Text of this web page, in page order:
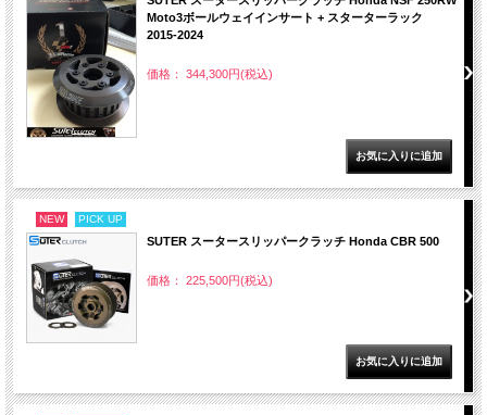
Moto3ボールウェイインサート + スターターラック
2015-2024
価格： 344,300円(税込)
NEW PICK UP
SUTER スータースリッパークラッチ Honda CBR 500
価格： 225,500円(税込)